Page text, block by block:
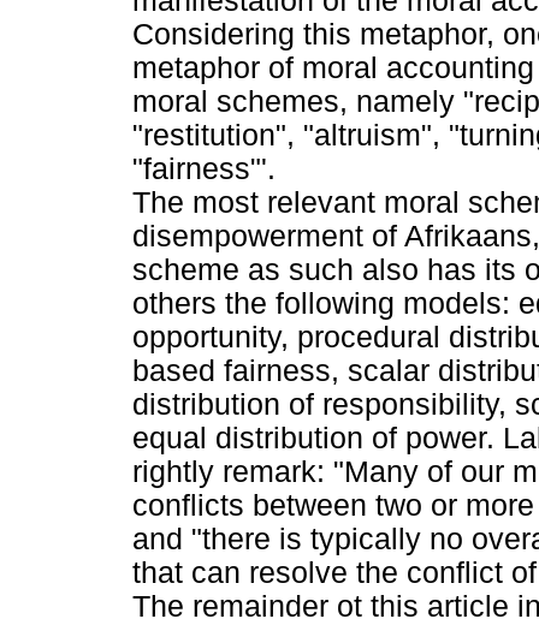
Considering this metaphor,
metaphor of moral
moral schemes, namely
"restitution", "altruism",
"fairness"'.
The most relevant moral
disempowerment of
scheme as such also has its
others the following models:
opportunity, procedural
based fairness, scalar
distribution of responsibility,
equal distribution of power.
rightly remark: "Many of our
conflicts between two or
and "there is typically no
that can resolve the conflict
The remainder ot this article